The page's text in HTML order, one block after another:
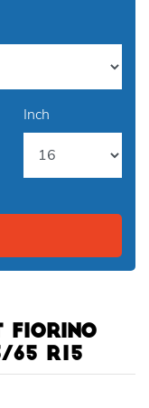
Inch
FIORINO
65 R15